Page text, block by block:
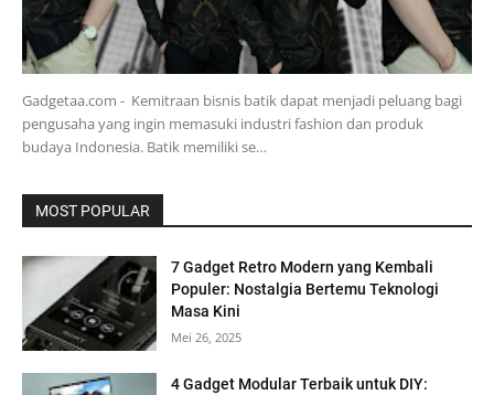
Gadgetaa.com - Kemitraan bisnis batik dapat menjadi peluang bagi
pengusaha yang ingin memasuki industri fashion dan produk
budaya Indonesia. Batik memiliki se…
MOST POPULAR
7 Gadget Retro Modern yang Kembali
Populer: Nostalgia Bertemu Teknologi
Masa Kini
Mei 26, 2025
4 Gadget Modular Terbaik untuk DIY: